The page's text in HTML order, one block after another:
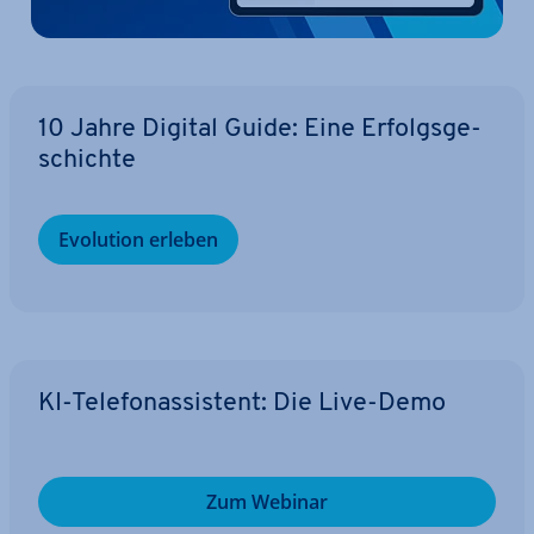
10 Jahre Digital Guide: Eine Er­folgs­ge­
schich­te
Evolution erleben
KI-Te­le­fon­as­sis­tent: Die Live-Demo
Zum Webinar